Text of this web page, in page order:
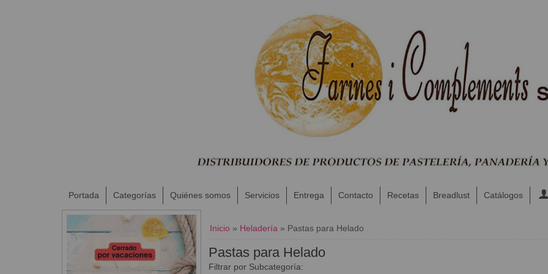
Portada Categorías Quiénes somos Servicios Entrega Contacto Recetas Breadlust Catálogos
Inicio » Heladería » Pastas para Helado
Pastas para Helado
Filtrar por Subcategoría: